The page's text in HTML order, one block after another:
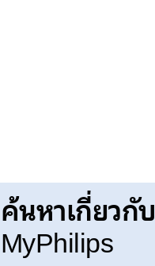
ค้นหาเกี่ยวกับ
MyPhilips